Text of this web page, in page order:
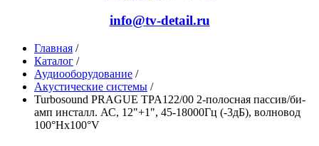
info@tv-detail.ru
Главная /
Каталог /
Аудиооборудование /
Акустические системы /
Turbosound PRAGUE TPA122/00 2-полосная пассив/би-
амп инсталл. АС, 12"+1", 45-18000Гц (-3дБ), волновод
100°Hx100°V